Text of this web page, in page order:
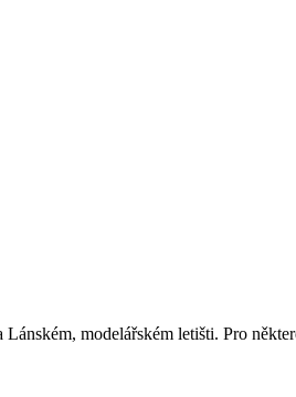
modelářském letišti. Pro